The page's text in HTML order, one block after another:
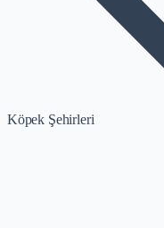
Köpek Şehirleri